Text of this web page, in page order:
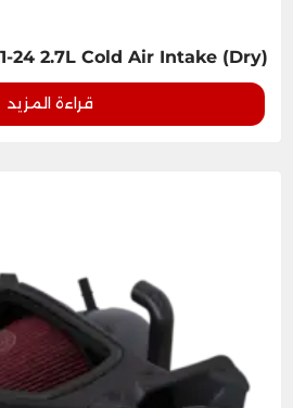
24 2.7L Cold Air Intake (Dry)
قراءة المزيد